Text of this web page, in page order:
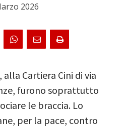
2026
alla Cartiera Cini di via
furono soprattutto
le braccia. Lo
per la pace, contro